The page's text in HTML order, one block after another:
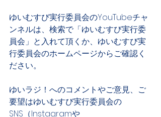
ゆいむすび実行委員会のYouTubeチャ
ンネルは、検索で「ゆいむすび実行委
員会」と入れて頂くか、ゆいむすび実
行委員会のホームページからご確認く
ださい。
ゆいラジ！へのコメントやご意見、ご
要望はゆいむすび実行委員会の
SNS（Instagramや